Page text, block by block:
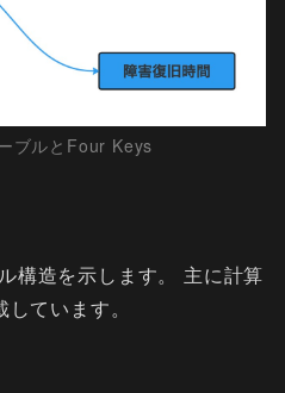
ブルとFour Keys
構造を示します。 主に計算
ています。